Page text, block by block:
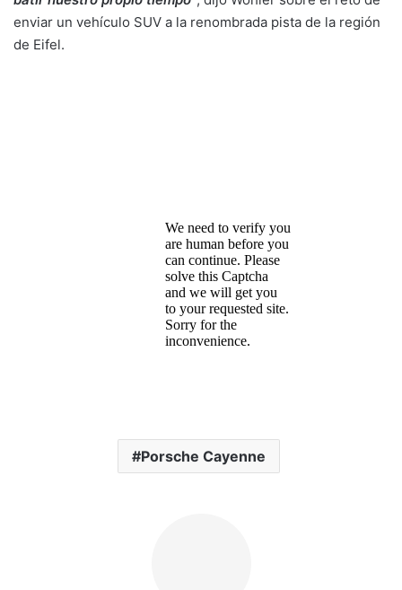
enviar un vehículo SUV a la renombrada pista de la región
de Eifel.
Porsche Cayenne